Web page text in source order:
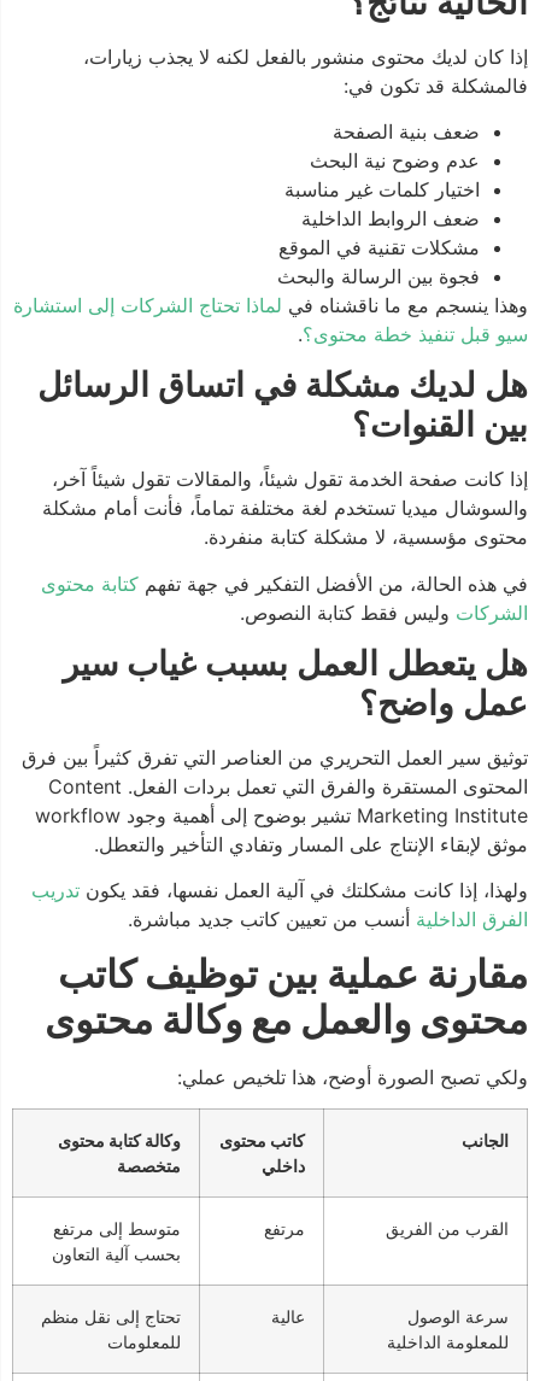
إذا كان لديك محتوى منشور بالفعل لكنه لا يجذب زيارات،
فالمشكلة قد تكون في:
ضعف بنية الصفحة
عدم وضوح نية البحث
اختيار كلمات غير مناسبة
ضعف الروابط الداخلية
مشكلات تقنية في الموقع
فجوة بين الرسالة والبحث
وهذا ينسجم مع ما ناقشناه في
لماذا تحتاج الشركات إلى استشارة
سيو قبل تنفيذ خطة محتوى؟.
هل لديك مشكلة في اتساق الرسائل
بين القنوات؟
إذا كانت صفحة الخدمة تقول شيئاً، والمقالات تقول شيئاً آخر،
والسوشال ميديا تستخدم لغة مختلفة تماماً، فأنت أمام مشكلة
محتوى مؤسسية، لا مشكلة كتابة منفردة.
في هذه الحالة، من الأفضل التفكير في جهة تفهم كتابة محتوى
الشركاتوليس فقط كتابة النصوص.
هل يتعطل العمل بسبب غياب سير
عمل واضح؟
توثيق سير العمل التحريري من العناصر التي تفرق كثيراً بين فرق
المحتوى المستقرة والفرق التي تعمل بردات الفعل. Content
Marketing Institute تشير بوضوح إلى أهمية وجود workflow
موثق لإبقاء الإنتاج على المسار وتفادي التأخير والتعطل.
ولهذا، إذا كانت مشكلتك في آلية العمل نفسها، فقد يكون تدريب
الفرق الداخليةأنسب من تعيين كاتب جديد مباشرة.
مقارنة عملية بين توظيف كاتب
محتوى والعمل مع وكالة محتوى
ولكي تصبح الصورة أوضح، هذا تلخيص عملي:
الجانب
كاتب محتوى
داخلي
وكالة كتابة محتوى
متخصصة
القرب من الفريق مرتفع
متوسط إلى مرتفع
بحسب آلية التعاون
سرعة الوصول
للمعلومة الداخلية
عالية
تحتاج إلى نقل منظم
للمعلومات